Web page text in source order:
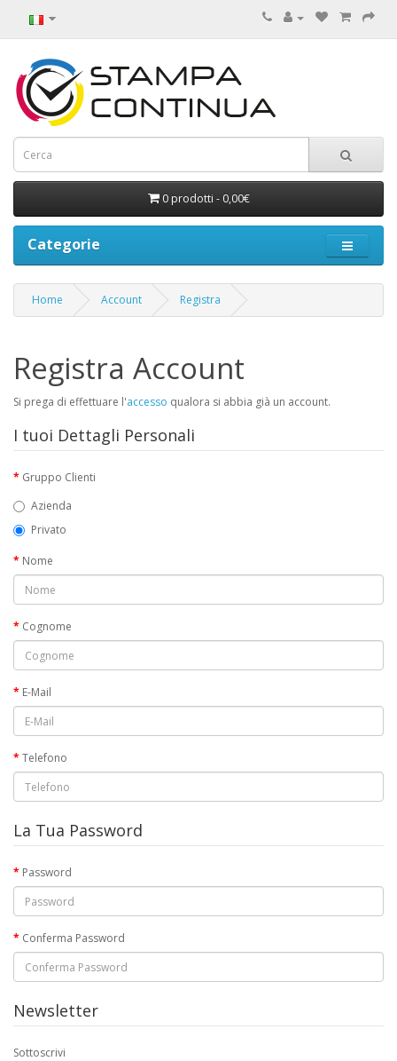
0 prodotti - 0,00€
Categorie
Home Account Registra
Registra Account
Si prega di effettuare l'accesso qualora si abbia già un account.
I tuoi Dettagli Personali
Gruppo Clienti
Azienda
Privato
Nome
Cognome
E-Mail
Telefono
La Tua Password
Password
Conferma Password
Newsletter
Sottoscrivi